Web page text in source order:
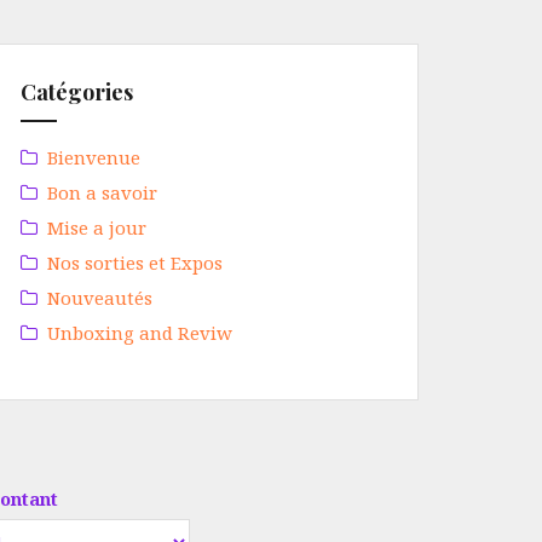
Catégories
Bienvenue
Bon a savoir
Mise a jour
Nos sorties et Expos
Nouveautés
Unboxing and Reviw